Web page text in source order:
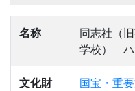
名称
同志社（
学校） ハ
文化財
国宝・重